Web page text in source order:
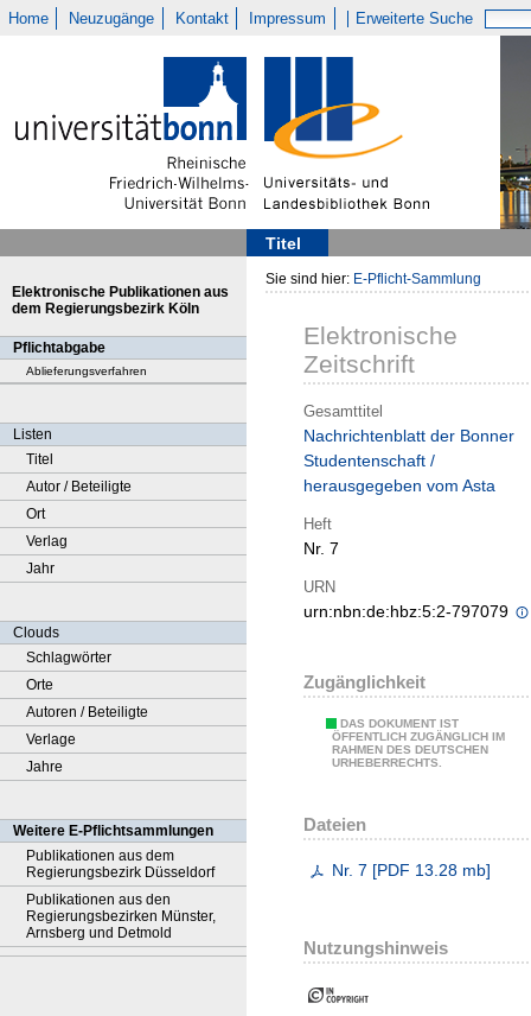
Home Neuzugänge Kontakt Impressum Erweiterte Suche
Titel
Elektronische Publikationen aus
dem Regierungsbezirk Köln
Pflichtabgabe
Ablieferungsverfahren
Listen
Titel
Autor / Beteiligte
Ort
Verlag
Jahr
Clouds
Schlagwörter
Orte
Autoren / Beteiligte
Verlage
Jahre
Weitere E-Pflichtsammlungen
Publikationen aus dem
Regierungsbezirk Düsseldorf
Publikationen aus den
Regierungsbezirken Münster,
Arnsberg und Detmold
Sie sind hier: E-Pflicht-Sammlung
Elektronische
Zeitschrift
Gesamttitel
Nachrichtenblatt der Bonner
Studentenschaft /
herausgegeben vom Asta
Heft
Nr. 7
URN
urn:nbn:de:hbz:5:2-797079
Zugänglichkeit
DAS DOKUMENT IST
ÖFFENTLICH ZUGÄNGLICH IM
RAHMEN DES DEUTSCHEN
URHEBERRECHTS.
Dateien
Nr. 7 [PDF 13.28 mb]
Nutzungshinweis